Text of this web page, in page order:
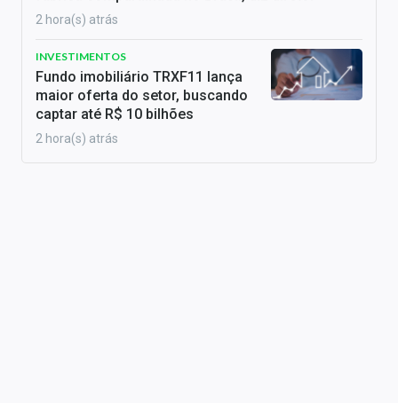
2 hora(s) atrás
INVESTIMENTOS
Fundo imobiliário TRXF11 lança
maior oferta do setor, buscando
captar até R$ 10 bilhões
2 hora(s) atrás